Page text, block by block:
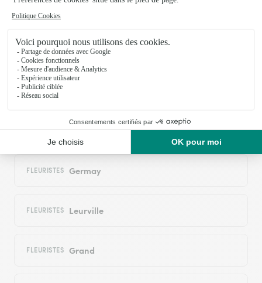
réseau Interflora
FLEURISTES Chambroncourt
FLEURISTES
FLEURISTES Germisay
FLEURISTES Germay
FLEURISTES Leurville
FLEURISTES Grand